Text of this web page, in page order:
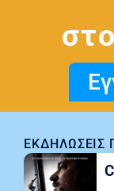
ΕΚΔΗΛΏΣΕΙΣ